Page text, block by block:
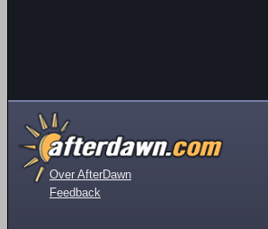
Over AfterDawn
Feedback